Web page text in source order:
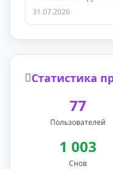
31.07.2026
Статистика
77
Пользователей
1 003
Снов